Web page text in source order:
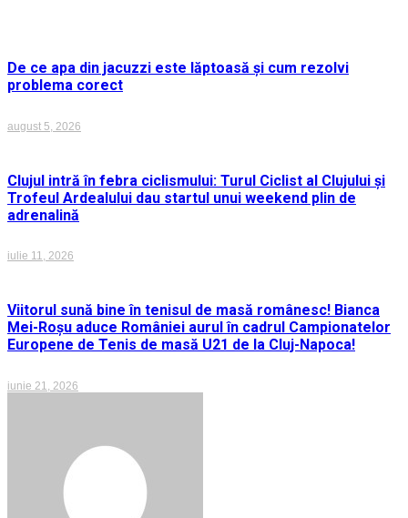
De ce apa din jacuzzi este lăptoasă și cum rezolvi
problema corect
august 5, 2026
Clujul intră în febra ciclismului: Turul Ciclist al Clujului și
Trofeul Ardealului dau startul unui weekend plin de
adrenalină
iulie 11, 2026
Viitorul sună bine în tenisul de masă românesc! Bianca
Mei-Roșu aduce României aurul în cadrul Campionatelor
Europene de Tenis de masă U21 de la Cluj-Napoca!
iunie 21, 2026